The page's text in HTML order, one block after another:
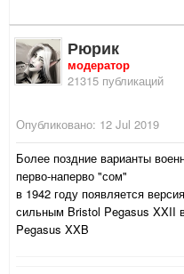
Рюрик
модератор
21315 публикаций
Опубликовано: 12 Jul 2019
Более поздние варианты
перво-наперво "сом"
в 1942 году появляется
сильным Bristol Pegasus XXII
Pegasus XXB